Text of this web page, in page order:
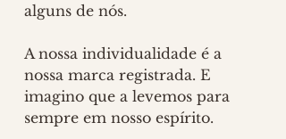
alguns de nós.
A nossa individualidade é a
nossa marca registrada. E
imagino que a levemos para
sempre em nosso espírito.